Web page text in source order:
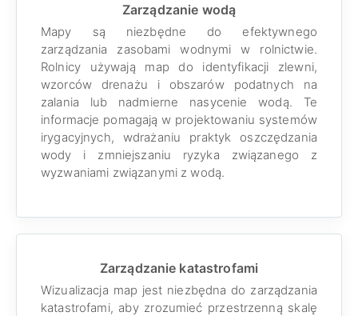
Zarządzanie wodą
Mapy są niezbędne do efektywnego
zarządzania zasobami wodnymi w rolnictwie.
Rolnicy używają map do identyfikacji zlewni,
wzorców drenażu i obszarów podatnych na
zalania lub nadmierne nasycenie wodą. Te
informacje pomagają w projektowaniu systemów
irygacyjnych, wdrażaniu praktyk oszczędzania
wody i zmniejszaniu ryzyka związanego z
wyzwaniami związanymi z wodą.
Zarządzanie katastrofami
Wizualizacja map jest niezbędna do zarządzania
katastrofami, aby zrozumieć przestrzenną skalę